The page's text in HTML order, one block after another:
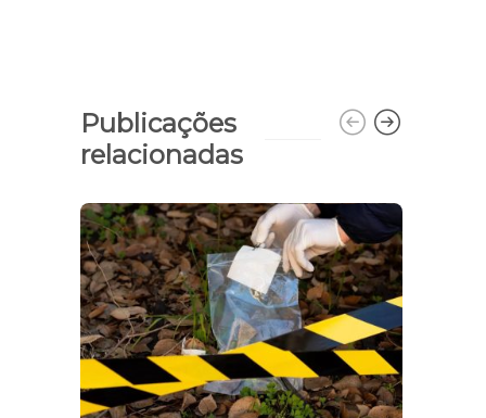
Publicações
relacionadas